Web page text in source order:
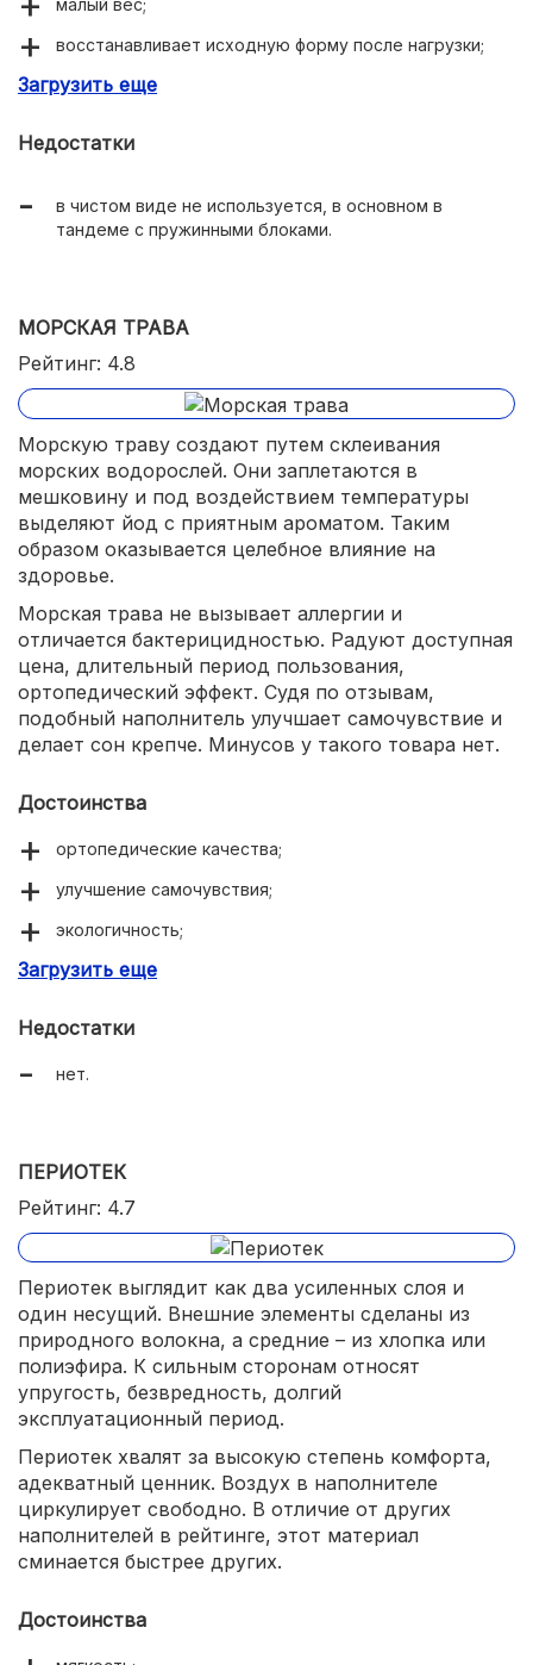
восстанавливает исходную форму после нагрузки;
невысокая себестоимость;
спальному месту.
Загрузить еще
Недостатки
в чистом виде не используется, в основном в
тандеме с пружинными блоками.
МОРСКАЯ ТРАВА
Рейтинг: 4.8
Морскую траву создают путем склеивания
морских водорослей. Они заплетаются в
мешковину и под воздействием температуры
выделяют йод с приятным ароматом. Таким
образом оказывается целебное влияние на
здоровье.
Морская трава не вызывает аллергии и
отличается бактерицидностью. Радуют доступная
цена, длительный период пользования,
ортопедический эффект. Судя по отзывам,
подобный наполнитель улучшает самочувствие и
делает сон крепче. Минусов у такого товара нет.
Достоинства
ортопедические качества;
улучшение самочувствия;
экологичность;
прочность;
Загрузить еще
Недостатки
нет.
ПЕРИОТЕК
Рейтинг: 4.7
Периотек выглядит как два усиленных слоя и
один несущий. Внешние элементы сделаны из
природного волокна, а средние – из хлопка или
полиэфира. К сильным сторонам относят
упругость, безвредность, долгий
эксплуатационный период.
Периотек хвалят за высокую степень комфорта,
адекватный ценник. Воздух в наполнителе
циркулирует свободно. В отличие от других
наполнителей в рейтинге, этот материал
сминается быстрее других.
Достоинства